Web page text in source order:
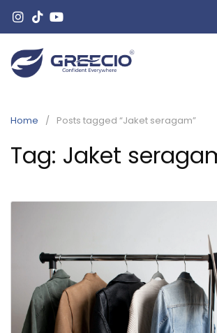
Home Posts tagged “Jaket seragam”
Tag: Jaket